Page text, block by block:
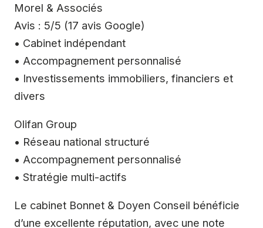
Morel & Associés
Avis : 5/5 (17 avis Google)
• Cabinet indépendant
• Accompagnement personnalisé
• Investissements immobiliers, financiers et
divers
Olifan Group
• Réseau national structuré
• Accompagnement personnalisé
• Stratégie multi-actifs
Le cabinet Bonnet & Doyen Conseil bénéficie
d’une excellente réputation, avec une note